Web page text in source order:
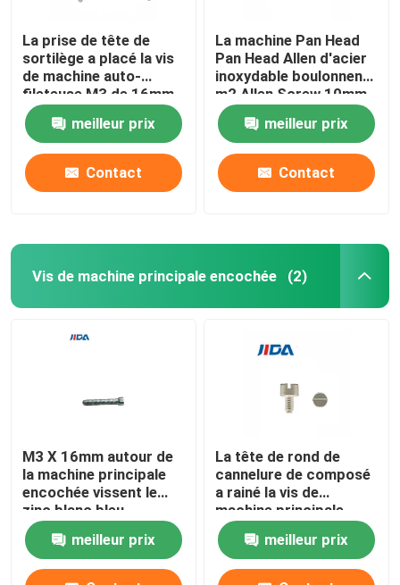
La prise de tête de
sortilège a placé la vis
de machine auto-
fileteuse M3 de 16mm
meilleur prix
Contact
La machine Pan Head
Pan Head Allen d'acier
inoxydable boulonnent
m2 Allen Screw 10mm
meilleur prix
Contact
Vis de machine principale encochée (2)
M3 X 16mm autour de
la machine principale
encochée vissent le
zinc blanc bleu
meilleur prix
La tête de rond de
cannelure de composé
a rainé la vis de
machine principale
M4x7.5
meilleur prix